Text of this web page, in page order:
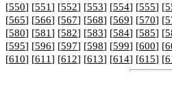
[550] [551] [552] [553] [554] [555] [
[565] [566] [567] [568] [569] [570] [
[580] [581] [582] [583] [584] [585] [
[595] [596] [597] [598] [599] [600] [
[610] [611] [612] [613] [614] [615] [